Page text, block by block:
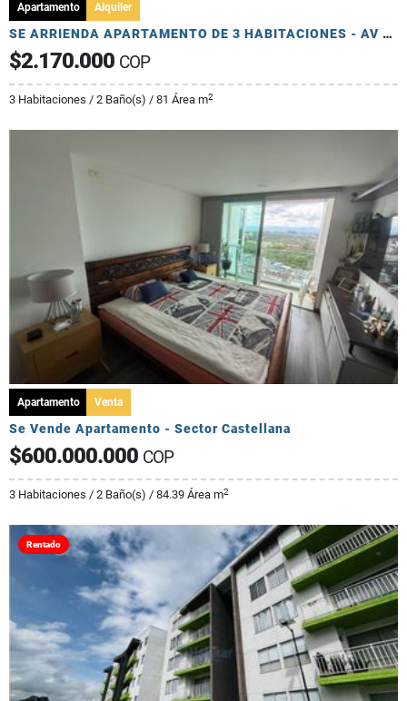
Apartamento Alquiler
SE ARRIENDA APARTAMENTO DE 3 HABITACIONES - AV 19 NORTE
$2.170.000 COP
3 Habitaciones / 2 Baño(s) / 81 Área m2
Apartamento Venta
Se Vende Apartamento - Sector Castellana
$600.000.000 COP
3 Habitaciones / 2 Baño(s) / 84.39 Área m2
Rentado